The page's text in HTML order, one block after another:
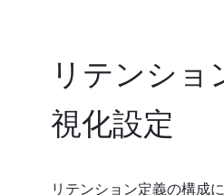
リテンショ
視化設定
リテンション定義の構成